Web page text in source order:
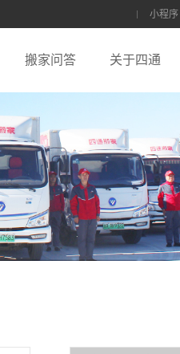
小程序
搬家问答 关于四通